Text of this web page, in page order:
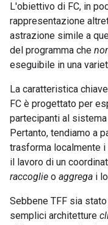
L'obiettivo di FC, in
rappresentazione
astrazione simile a
del programma che
eseguibile in una
La caratteristica
FC è progettato per
partecipanti al
Pertanto, tendiamo a
trasforma localmente
il lavoro di un
raccoglie o aggrega i
Sebbene TFF sia
semplici architetture